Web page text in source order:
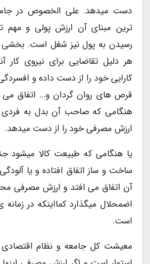
دست میدهد. علی الخصوص در
ترین مبنای آن ارزش پولی و مهم
رسیدن به پول نیز شغل است. بخشی
هر دلیل تقاضایی برای نیروی کار
کارایی خود را از دست داده و
قرص های روان گردان و… اتفاق می
هنگامی که صاحب آن بدل به فردی
ارزش مصرفی خود را از دست میدهد.
یا هنگامی که طبیعت کالا میشود
ساخت و ساز اتفاق افتاده و یا آلودگی
آن اتفاق می افتد و ارزش مصرفی
اضمحلال میگذارد کمااینکه در
است.
معیشت کل جامعه و نظام اقتصادی